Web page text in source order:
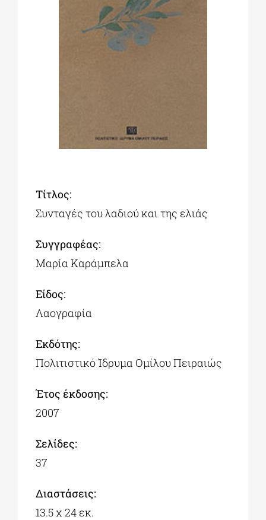
ΔΗΜΟΙΤίτλος:
Συνταγές του λαδιού και της ελιάς
Συγγραφέας:
Μαρία Καράμπελα
Είδος:
Λαογραφία
Εκδότης:
Πολιτιστικό Ίδρυμα Ομίλου Πειραιώς
Έτος έκδοσης:
2007
Σελίδες:
37
Διαστάσεις:
13.5 x 24 εκ.